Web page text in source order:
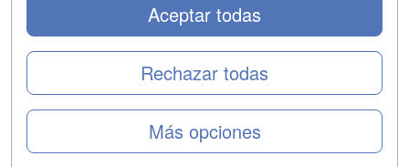
Copyright 2000-2026 Formazion Web, S.L. - Calle
Fermín Caballero, 62 - 28034 Madrid Tel: 91 533 70 78
Más opciones
Rechazar todas
Aceptar todas